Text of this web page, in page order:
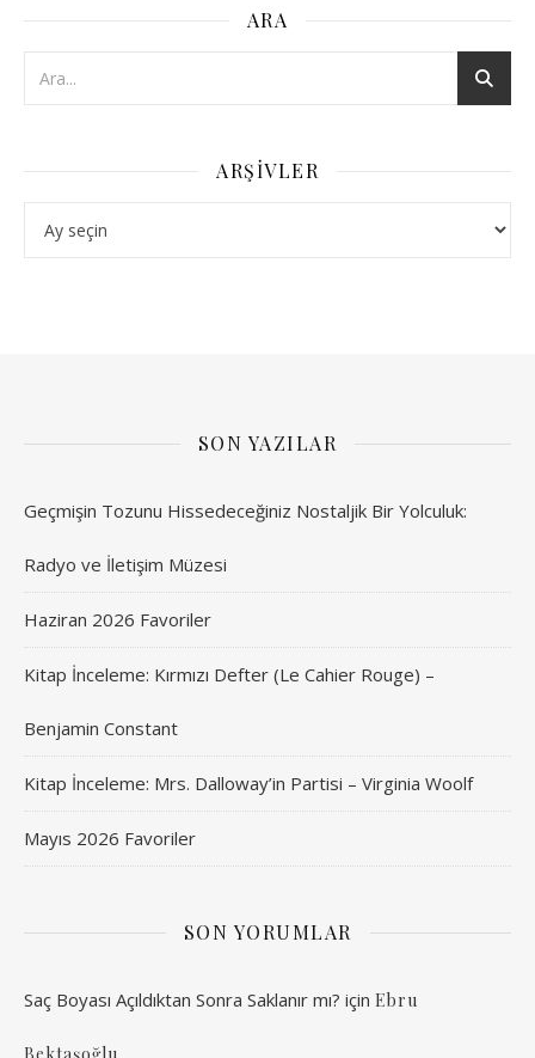
ARA
ARŞIVLER
SON YAZILAR
Geçmişin Tozunu Hissedeceğiniz Nostaljik Bir Yolculuk:
Radyo ve İletişim Müzesi
Haziran 2026 Favoriler
Kitap İnceleme: Kırmızı Defter (Le Cahier Rouge) –
Benjamin Constant
Kitap İnceleme: Mrs. Dalloway’in Partisi – Virginia Woolf
Mayıs 2026 Favoriler
SON YORUMLAR
Saç Boyası Açıldıktan Sonra Saklanır mı? için Ebru